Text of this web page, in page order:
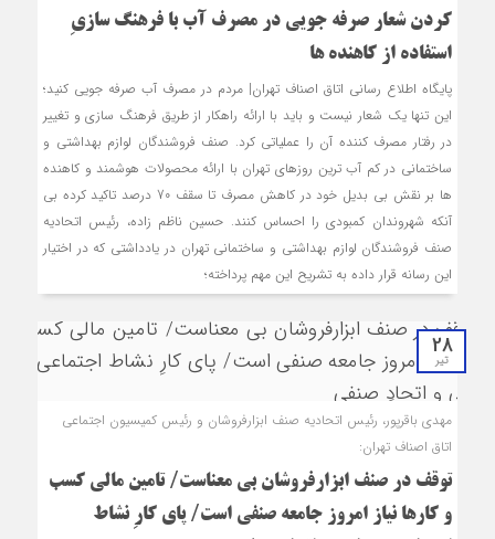
کردن شعار صرفه جویی در مصرف آب با فرهنگ سازیِ
استفاده از کاهنده ها
پایگاه اطلاع رسانی اتاق اصناف تهران| مردم در مصرف آب صرفه جویی کنید؛
این تنها یک شعار نیست و باید با ارائه راهکار از طریق فرهنگ سازی و تغییر
در رفتار مصرف کننده آن را عملیاتی کرد. صنف فروشندگان لوازم بهداشتی و
ساختمانی در کم آب ترین روزهای تهران با ارائه محصولات هوشمند و کاهنده
ها بر نقش بی بدیل خود در کاهش مصرف تا سقف 70 درصد تاکید کرده بی
آنکه شهروندان کمبودی را احساس کنند. حسین ناظم زاده، رئیس اتحادیه
صنف فروشندگان لوازم بهداشتی و ساختمانی تهران در یادداشتی که در اختیار
این رسانه قرار داده به تشریح این مهم پرداخته؛
28
تیر
مهدی باقرپور، رئیس اتحادیه صنف ابزارفروشان و رئیس کمیسیون اجتماعی
اتاق اصناف تهران:
توقف در صنف ابزارفروشان بی معناست/ تامین مالی کسب
و کارها نیاز امروز جامعه صنفی است/ پای کارِ نشاط